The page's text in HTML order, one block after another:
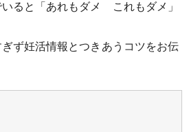
ると「あれもダメ これもダメ」
ず妊活情報とつきあうコツをお伝